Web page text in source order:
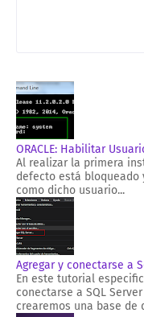
ORACLE: Habilitar
Al realizar la primera
defecto está bloqueado
como dicho usuario...
Agregar y conectarse a
En este tutorial
conectarse a SQL
crearemos una base de